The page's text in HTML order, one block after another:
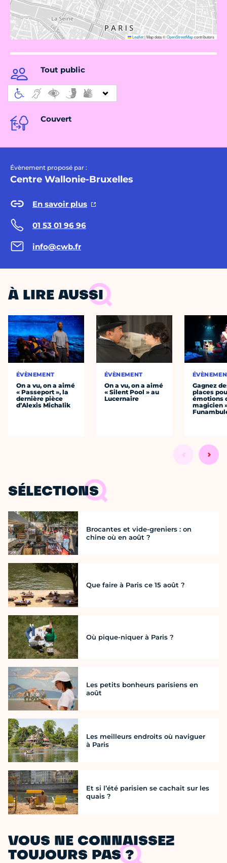
Leaflet|Map data ©OpenStreetMapcontributors
Tout public
Couvert
Évènement proposé par :
Centre Wallonie-Bruxelles
En savoir plus
01 53 01 96 96
info@cwb.fr
À LIRE AUSSI
ÉVÈNEMENT
On a vu, on a aimé
« Passeport », la
dernière pièce
d’Alexis Michalik
ÉVÈNEMENT
On a vu, on a aimé
« Silent Pool » au
Lucernaire
Gagnez
places
émotions
magicien
SÉLECTIONS
Brocantes et vide-greniers : on
chine où en août ?
Que faire à Paris ce 15 août ?
Où pique-niquer à Paris ?
Les petits bonheurs parisiens en
août
Les meilleurs endroits où naviguer
à Paris
Et si l’été parisien se cachait sur les
quais ?
VOUS NE CONNAISSEZ
TOUJOURS PAS ?